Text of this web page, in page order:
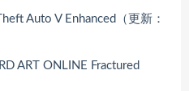
Auto V Enhanced（更新：